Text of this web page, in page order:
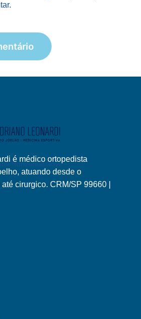
Horizontal Novo
é médico ortopedista
atuando desde o
cirurgico. CRM/SP 99660 |